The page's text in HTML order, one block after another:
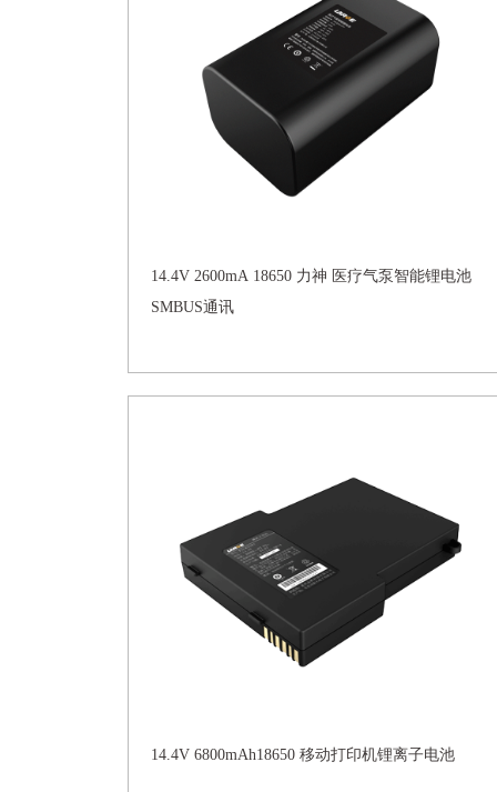
14.4V 2600mA 18650 力神 医疗气泵智能锂电池
SMBUS通讯
14.4V 6800mAh18650 移动打印机锂离子电池